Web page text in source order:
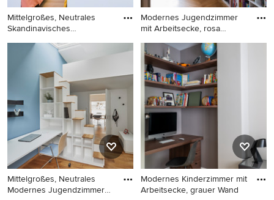
Mittelgroßes, Neutrales
Skandinavisches
Mittelgroßes, Neutrales
Skandinavisches
Kinderzimmer mit
Schlafplatz, weißer
Wandfarbe, braunem
Holzboden und braunem
Boden in Sonstige
Modernes Jugendzimmer
mit Arbeitsecke, rosa
Modernes Jugendzimmer mit
Arbeitsecke, rosa Wandfarbe,
braunem Holzboden und
braunem Boden in Mailand
Mittelgroßes, Neutrales
Modernes Jugendzimmer
Modernes Kinderzimmer mit
Arbeitsecke, grauer Wand